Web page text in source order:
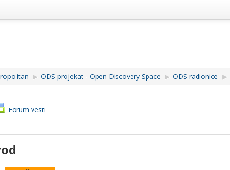
▶︎ ODS projekat - Open Discovery Space ▶︎ ODS radionice ▶︎
Forum vesti